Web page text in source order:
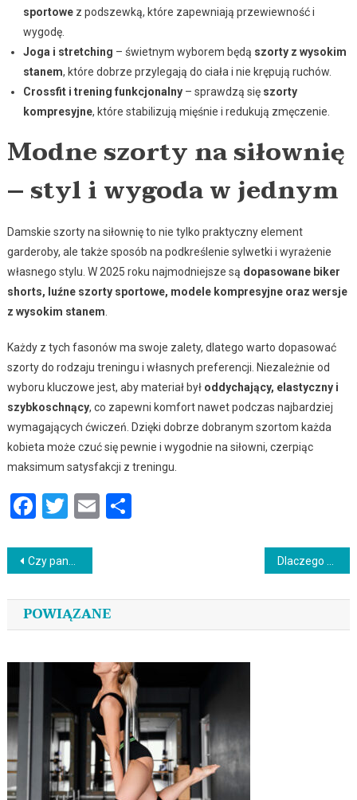
sportowez podszewką, które zapewniają przewiewność i
wygodę.
Joga i stretching – świetnym wyborem będą szorty z wysokim
stanem, które dobrze przylegają do ciała i nie krępują ruchów.
Crossfit i trening funkcjonalny– sprawdzą się szorty
kompresyjne, które stabilizują mięśnie i redukują zmęczenie.
Modne szorty na siłownię
– styl i wygoda w jednym
Damskie szorty na siłownię to nie tylko praktyczny element
garderoby, ale także sposób na podkreślenie sylwetki i wyrażenie
własnego stylu. W 2025 roku najmodniejsze są dopasowane biker
shorts, luźne szorty sportowe, modele kompresyjne oraz wersje
z wysokim stanem.
Każdy z tych fasonów ma swoje zalety, dlatego warto dopasować
szorty do rodzaju treningu i własnych preferencji. Niezależnie od
wyboru kluczowe jest, aby materiał był oddychający, elastyczny i
szybkoschnący, co zapewni komfort nawet podczas najbardziej
wymagających ćwiczeń. Dzięki dobrze dobranym szortom każda
kobieta może czuć się pewnie i wygodnie na siłowni, czerpiąc
maksimum satysfakcji z treningu.
Facebook
Twitter
Email
Nawigacja
wpisu
Czy panele samoprzylepne na ścianę są trwałe? Czy mogą się odklejać? Dlaczego klinika dentystyczna Denta Point jest najlepszym wyborem?
POWIĄZANE